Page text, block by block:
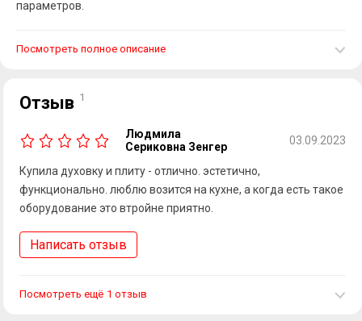
параметров.
Посмотреть полное описание
Отзыв 1
Людмила
Сериковна Зенгер
03.09.2023
Купила духовку и плиту - отлично. эстетично,
функционально. люблю возится на кухне, а когда есть такое
оборудование это втройне приятно.
Написать отзыв
Посмотреть ещё 1 отзыв